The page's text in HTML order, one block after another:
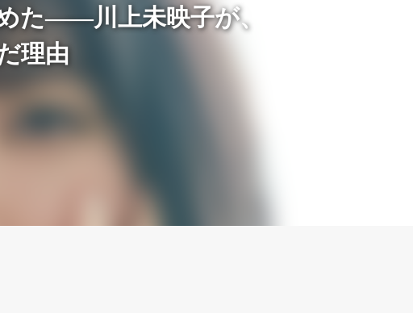
た――川上未映子が、
理由